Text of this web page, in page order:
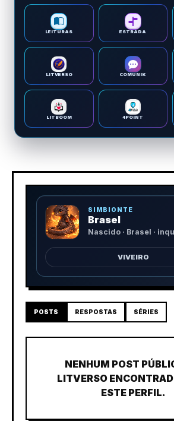
LEITURAS ESTRADA
LITVERSO COMUNIK
LITBOOM 4POINT
SIMBIONTE
Brasel
Nascido · Brasel ·
VIVEIRO
POSTS RESPOSTAS SÉRIES
NENHUM POST
LITVERSO
ESTE PERFIL.